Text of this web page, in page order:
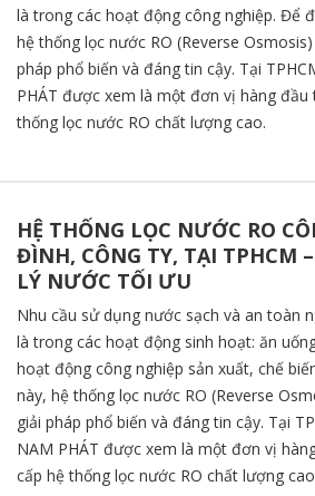
là trong các hoạt động công nghiệp. Để
hệ thống lọc nước RO (Reverse
pháp phổ biến và đáng tin cậy. Tại
PHÁT được xem là một đơn vị hàng đầu
thống lọc nước RO chất lượng cao.
HỆ THỐNG LỌC NƯỚC RO
ĐÌNH, CÔNG TY, TẠI TPHCM
LÝ NƯỚC TỐI ƯU
Nhu cầu sử dụng nước sạch và an toàn
là trong các hoạt động sinh hoạt: ăn
hoạt động công nghiệp sản xuất, chế
này, hệ thống lọc nước RO (Reverse
giải pháp phổ biến và đáng tin cậy. Tại
NAM PHÁT được xem là một đơn vị
cấp hệ thống lọc nước RO chất lượng